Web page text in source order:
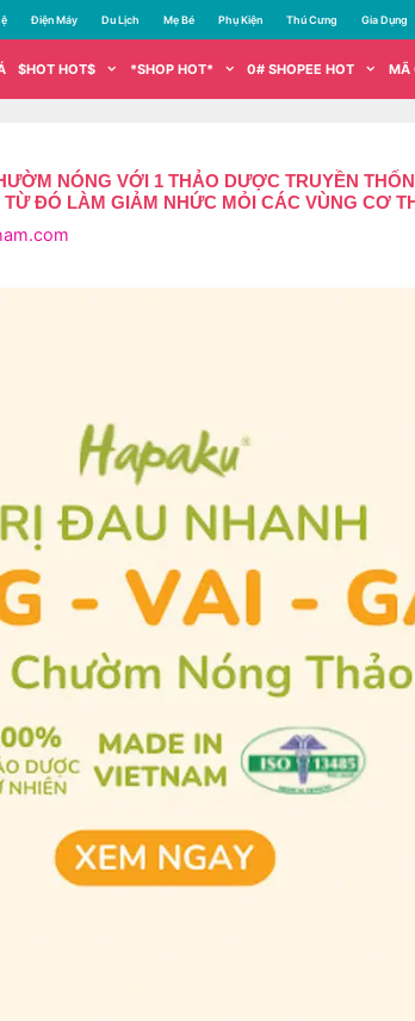
Điện Máy Du Lịch Mẹ Bé Phụ Kiện Thú Cưng Gia Dụng
$HOT HOT$ *SHOP HOT* 0# SHOPEE HOT MÃ
NÓNG VỚI 1 THẢO DƯỢC TRUYỀN
ĐÓ LÀM GIẢM NHỨC MỎI CÁC VÙNG CƠ